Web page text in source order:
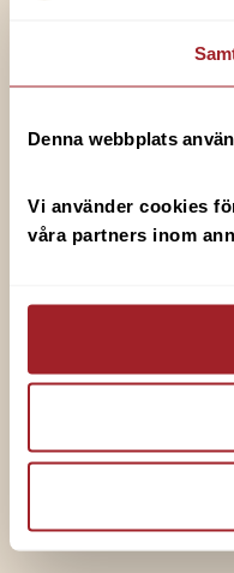
Denna webbplats
Vi använder cookies
våra partners inom